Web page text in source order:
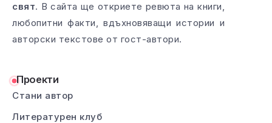
свят. В сайта ще откриете ревюта на книги,
любопитни факти, вдъхновяващи истории и
авторски текстове от гост-автори.
Проекти
Стани автор
Литературен клуб